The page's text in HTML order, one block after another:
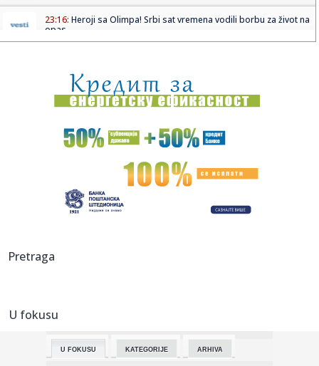
23:16: Heroji sa Olimpa! Srbi sat vremena vodili borbu za život na
opas...
23:16:Drama se nastavlja: "Samo igračice koje su žene mogu u
WNBA, al...
23:06:Jovanovića čeka ogroman posao – Teleoptik ponovo
poražen
Od jutarnje kafe do večernjeg izlaska: Crne haljine do 3.000
23:03:Vatreni pakao kod Doljevca! Automobili potpuno uništeni,
pobjede
22:57:
22:53: Belgija najveći izvoznik piva u EU
Pretraga
U fokusu
U FOKUSU KATEGORIJE ARHIVA